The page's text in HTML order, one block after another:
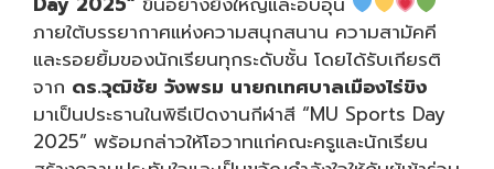
ภายใต้บรรยากาศแห่งความสนุกสนาน ความสามัคคี
และรอยยิ้มของนักเรียนทุกระดับชั้น โดยได้รับเกียรติ
จาก ดร.วุฒิชัย วังพรม นายกเทศบาลเมืองไร่ขิง
มาเป็นประธานในพิธีเปิดงานกีฬาสี “MU Sports Day
2025” พร้อมกล่าวให้โอวาทแก่คณะครูและนักเรียน